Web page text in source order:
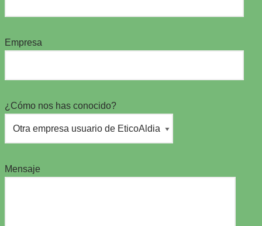
Empresa
¿Cómo nos has conocido?
Mensaje